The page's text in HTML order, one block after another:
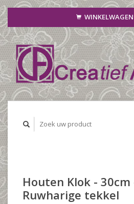
Houten Klok - 30cm
Ruwharige tekkel